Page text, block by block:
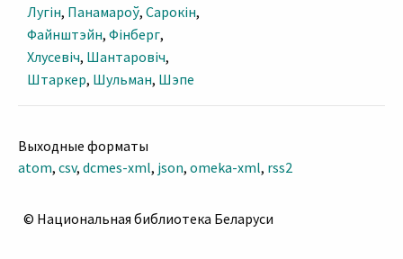
Лугін, Панамароў, Сарокін,
Файнштэйн, Фінберг,
Хлусевіч, Шантаровіч,
Штаркер, Шульман, Шэпе
Выходные форматы
atom, csv, dcmes-xml, json, omeka-xml, rss2
© Национальная библиотека Беларуси